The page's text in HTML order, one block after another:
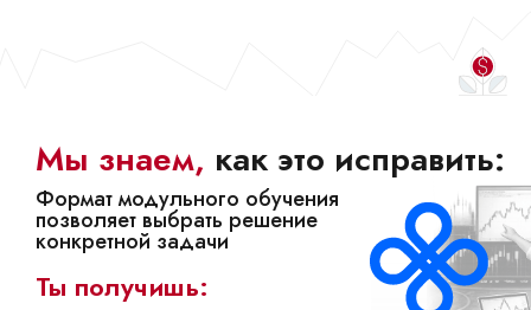
Мы знаем, как это исправить:
Формат модульного обучения
позволяет выбрать решение
конкретной задачи
Ты получишь: